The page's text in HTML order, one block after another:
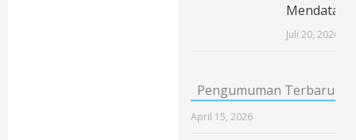
Mendatang
Juli 20, 2026
Pengumuman Terbaru
April 15, 2026